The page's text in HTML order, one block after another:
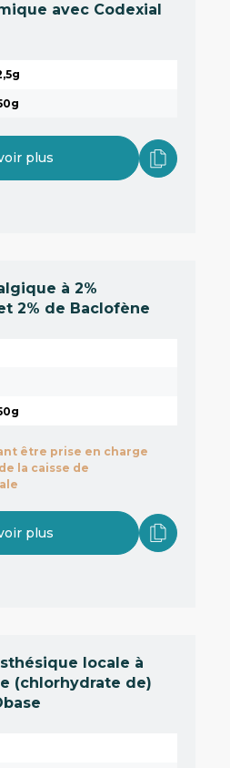
avec Codexial
plus
à 2%
2% de Baclofène
être prise en charge
la caisse de
plus
locale à
(chlorhydrate de)